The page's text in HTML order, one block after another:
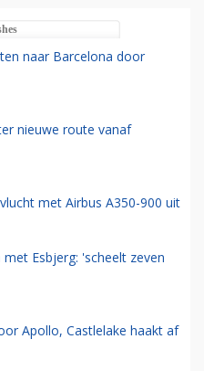
naar Barcelona door
nieuwe route vanaf
met Airbus A350-900 uit
Esbjerg: 'scheelt zeven
Apollo, Castlelake haakt af